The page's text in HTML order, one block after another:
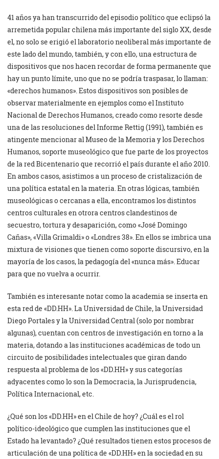
41 años ya han transcurrido del episodio político que eclipsó la
arremetida popular chilena más importante del siglo XX, desde
el, no solo se erigió el laboratorio neoliberal más importante de
este lado del mundo, también, y con ello, una estructura de
dispositivos que nos hacen recordar de forma permanente que
hay un punto límite, uno que no se podría traspasar, lo llaman:
«derechos humanos». Estos dispositivos son posibles de
observar materialmente en ejemplos como el Instituto
Nacional de Derechos Humanos, creado como resorte desde
una de las resoluciones del Informe Rettig (1991), también es
atingente mencionar al Museo de la Memoria y los Derechos
Humanos, soporte museológico que fue parte de los proyectos
de la red Bicentenario que recorrió el país durante el año 2010.
En ambos casos, asistimos a un proceso de cristalización de
una política estatal en la materia. En otras lógicas, también
museológicas o cercanas a ella, encontramos los distintos
centros culturales en otrora centros clandestinos de
secuestro, tortura y desaparición, como «José Domingo
Cañas», «Villa Grimaldi» o «Londres 38». En ellos se imbrica una
mixtura de visiones que tienen como soporte discursivo, en la
mayoría de los casos, la pedagogía del «nunca más». Educar
para que no vuelva a ocurrir.
También es interesante notar como la academia se inserta en
esta red de «DD.HH». La Universidad de Chile, la Universidad
Diego Portales y la Universidad Central (solo por nombrar
algunas), cuentan con centros de investigación en torno a la
materia, dotando a las instituciones académicas de todo un
circuito de posibilidades intelectuales que giran dando
respuesta al problema de los «DD.HH» y sus categorías
adyacentes como lo son la Democracia, la Jurisprudencia,
Política Internacional, etc.
¿Qué son los «DD.HH» en el Chile de hoy? ¿Cuál es el rol
político-ideológico que cumplen las instituciones que el
Estado ha levantado? ¿Qué resultados tienen estos procesos de
articulación de una política de «DD.HH» en la sociedad en su